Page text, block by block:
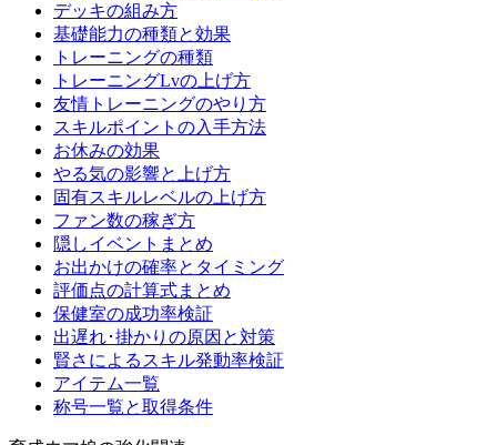
デッキの組み方
基礎能力の種類と効果
トレーニングの種類
トレーニングLvの上げ方
友情トレーニングのやり方
スキルポイントの入手方法
お休みの効果
やる気の影響と上げ方
固有スキルレベルの上げ方
ファン数の稼ぎ方
隠しイベントまとめ
お出かけの確率とタイミング
評価点の計算式まとめ
保健室の成功率検証
出遅れ･掛かりの原因と対策
賢さによるスキル発動率検証
アイテム一覧
称号一覧と取得条件